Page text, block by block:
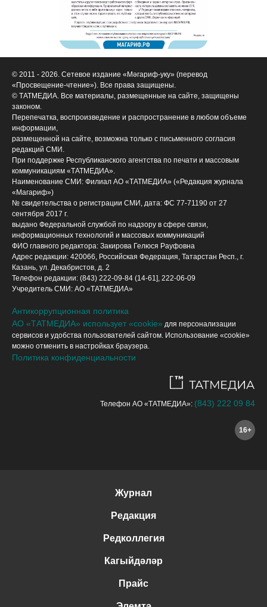
© 2011 - 2026. Сетевое издание «Мәгариф-уку» (перевод
«Просвещение-чтение»). Все права защищены.
© ТАТМЕДИА. Все материалы, размещенные на сайте, защищены
законом.
Перепечатка, воспроизведение и распространение в любом объеме
информации,
размещенной на сайте, возможна только с письменного согласия
редакций СМИ.
При поддержке Республиканского агентства по печати и массовым
коммуникациям «ТАТМЕДИА».
Наименование СМИ: Филиал АО «ТАТМЕДИА» («Редакция журнала
«Магариф»)
№ свидетельства о регистрации СМИ, дата: ФС 77-71190 от 27
сентября 2017 г.
выдано Федеральной службой по надзору в сфере связи,
информационных технологий и массовых коммуникаций
ФИО главного редактора: Закирова Гелюся Рауфовна
Адрес редакции: 420066, Российская Федерация, Татарстан Респ., г.
Казань, ул. Декабристов, д. 2
Телефон редакции: (843) 222-09-84 (14-61], 222-06-09
Учредитель СМИ: АО «ТАТМЕДИА»
Антикоррупционная политика
АО «ТАТМЕДИА» использует «cookie» для персонализации
сервисов и удобства пользователей сайтом. Использование «cookie»
можно отменить в настройках браузера.
Политика конфиденциальности
Телефон АО «ТАТМЕДИА»: (843) 222 09 84
16+
Журнал
Редакция
Редколлегия
Кагыйдәләр
Прайс